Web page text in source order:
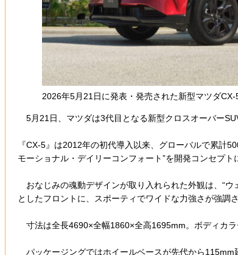
2026年5月21日に発表・発売された新型マツダ
5月21日、マツダは3代目となる新型クロスオーバー
『CX-5』は2012年の初代導入以来、グローバルで累計
モーショナル・デイリーコンフォート”を開発コンセプ
おなじみの魂動デザインが取り入れられた外観は、“ウ
としたフロントに、スポーティでワイドな力強さが強調
寸法は全長4690×全幅1860×全高1695mm。ボディカラ
パッケージングではホイールベースが先代から115mm